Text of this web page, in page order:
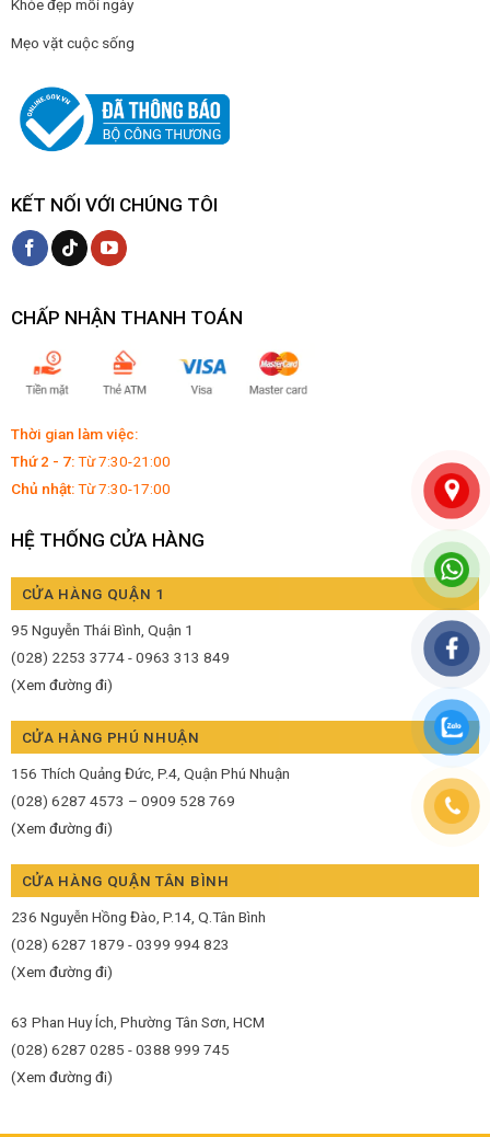
Khỏe đẹp mỗi ngày
Mẹo vặt cuộc sống
KẾT NỐI VỚI CHÚNG TÔI
CHẤP NHẬN THANH TOÁN
Thời gian làm việc:
Thứ 2 - 7:Từ 7:30-21:00
Chủ nhật:Từ 7:30-17:00
HỆ THỐNG CỬA HÀNG
CỬA HÀNG QUẬN 1
95 Nguyễn Thái Bình, Quận 1
(028) 2253 3774 - 0963 313 849
(Xem đường đi)
CỬA HÀNG PHÚ NHUẬN
156 Thích Quảng Đức, P.4, Quận Phú Nhuận
(028) 6287 4573 – 0909 528 769
(Xem đường đi)
CỬA HÀNG QUẬN TÂN BÌNH
236 Nguyễn Hồng Đào, P.14, Q.Tân Bình
(028) 6287 1879 - 0399 994 823
(Xem đường đi)
63 Phan Huy Ích, Phường Tân Sơn, HCM
(028) 6287 0285 - 0388 999 745
(Xem đường đi)